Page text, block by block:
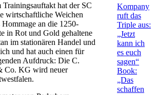
hat der SC
wirtschaftliche Weichen
Hommage an die 1250-
in Rot und Gold gehaltene
im stationären Handel und
und hat auch einen für
Aufdruck: Die C.
Co. KG wird neuer
Kompany
ruft das
Triple aus:
„Jetzt
kann ich
es euch
sagen“
Book:
„Das
schaffen